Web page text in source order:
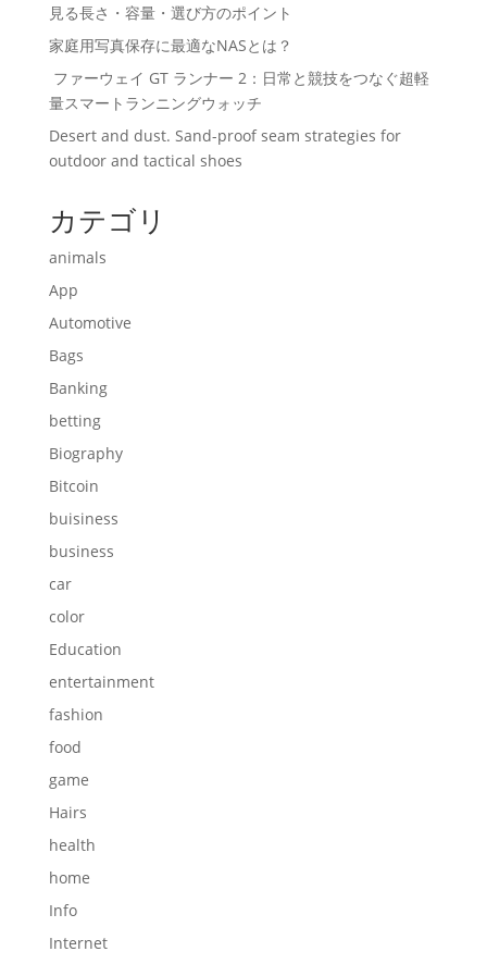
見る長さ・容量・選び方のポイント
家庭用写真保存に最適なNASとは？
ファーウェイ GT ランナー 2：日常と競技をつなぐ超軽
量スマートランニングウォッチ
Desert and dust. Sand-proof seam strategies for
outdoor and tactical shoes
カテゴリ
animals
App
Automotive
Bags
Banking
betting
Biography
Bitcoin
buisiness
business
car
color
Education
entertainment
fashion
food
game
Hairs
health
home
Info
Internet